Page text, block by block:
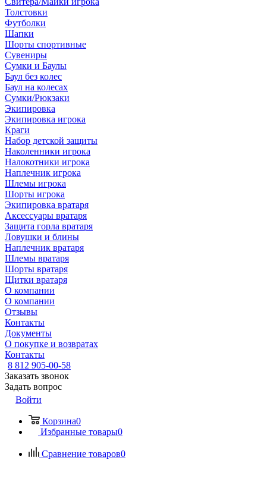
Толстовки
Футболки
Шапки
Шорты спортивные
Сувениры
Сумки и Баулы
Баул без колес
Баул на колесах
Сумки/Рюкзаки
Экипировка
Экипировка игрока
Краги
Набор детской защиты
Наколенники игрока
Налокотники игрока
Наплечник игрока
Шлемы игрока
Шорты игрока
Экипировка вратаря
Аксессуары вратаря
Защита горла вратаря
Ловушки и блины
Наплечник вратаря
Шлемы вратаря
Шорты вратаря
Щитки вратаря
О компании
О компании
Отзывы
Контакты
Документы
О покупке и возвратах
Контакты
8 812 905-00-58
Заказать звонок
Задать вопрос
Войти
Корзина0
Избранные товары0
Сравнение товаров0